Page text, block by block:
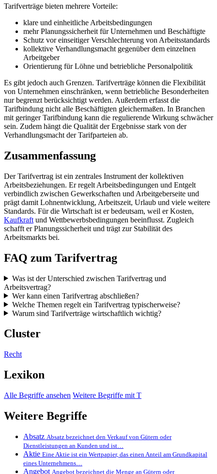
Tarifverträge bieten mehrere Vorteile:
klare und einheitliche Arbeitsbedingungen
mehr Planungssicherheit für Unternehmen und Beschäftigte
Schutz vor einseitiger Verschlechterung von Arbeitsstandards
kollektive Verhandlungsmacht gegenüber dem einzelnen
Arbeitgeber
Orientierung für Löhne und betriebliche Personalpolitik
Es gibt jedoch auch Grenzen. Tarifverträge können die Flexibilität
von Unternehmen einschränken, wenn betriebliche Besonderheiten
nur begrenzt berücksichtigt werden. Außerdem erfasst die
Tarifbindung nicht alle Beschäftigten gleichermaßen. In Branchen
mit geringer Tarifbindung kann die regulierende Wirkung schwächer
sein. Zudem hängt die Qualität der Ergebnisse stark von der
Verhandlungsmacht der Tarifparteien ab.
Zusammenfassung
Der Tarifvertrag ist ein zentrales Instrument der kollektiven
Arbeitsbeziehungen. Er regelt Arbeitsbedingungen und Entgelt
verbindlich zwischen Gewerkschaften und Arbeitgeberseite und
prägt damit Lohnentwicklung, Arbeitszeit, Urlaub und viele weitere
Standards. Für die Wirtschaft ist er bedeutsam, weil er Kosten,
Kaufkraft und Wettbewerbsbedingungen beeinflusst. Zugleich
schafft er Planungssicherheit und trägt zur Stabilität des
Arbeitsmarkts bei.
FAQ zum Tarifvertrag
Was ist der Unterschied zwischen Tarifvertrag und
Arbeitsvertrag?
Wer kann einen Tarifvertrag abschließen?
Welche Themen regelt ein Tarifvertrag typischerweise?
Warum sind Tarifverträge wirtschaftlich wichtig?
Cluster
Recht
Lexikon
Alle Begriffe ansehen Weitere Begriffe mit T
Weitere Begriffe
Absatz Absatz bezeichnet den Verkauf von Gütern oder
Dienstleistungen an Kunden und ist…
Aktie Eine Aktie ist ein Wertpapier, das einen Anteil am Grundkapital
eines Unternehmens…
Angebot Angebot bezeichnet die Menge an Gütern oder